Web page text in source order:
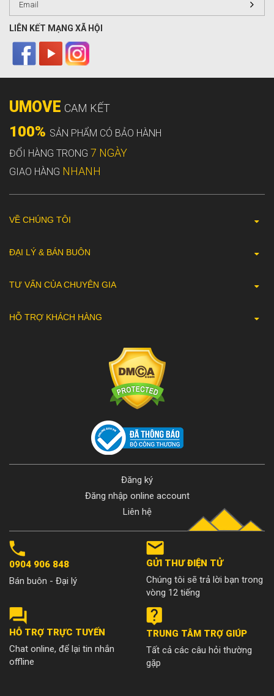
LIÊN KẾT MẠNG XÃ HỘI
UMOVE CAM KẾT
100% SẢN PHẨM CÓ BẢO HÀNH
ĐỔI HÀNG TRONG 7 NGÀY
GIAO HÀNG NHANH
VỀ CHÚNG TÔI
ĐẠI LÝ & BÁN BUÔN
TƯ VẤN CỦA CHUYÊN GIA
HỖ TRỢ KHÁCH HÀNG
Đăng ký
Đăng nhập online account
Liên hệ
0904 906 848
Bán buôn - Đại lý
GỬI THƯ ĐIỆN TỬ
Chúng tôi sẽ trả lời bạn trong
vòng 12 tiếng
HỖ TRỢ TRỰC TUYẾN
Chat online, để lại tin nhắn
offline
TRUNG TÂM TRỢ GIÚP
Tất cả các câu hỏi thường
gặp